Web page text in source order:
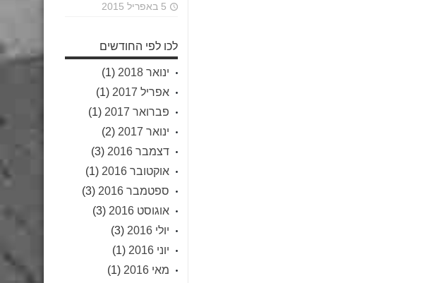
5 באפריל 2015
לכו לפי החודשים
ינואר 2018
(1)
אפריל 2017
(1)
פברואר 2017
(1)
ינואר 2017
(2)
דצמבר 2016
(3)
אוקטובר 2016
(1)
ספטמבר 2016
(3)
אוגוסט 2016
(3)
יולי 2016
(3)
יוני 2016
(1)
מאי 2016
(1)